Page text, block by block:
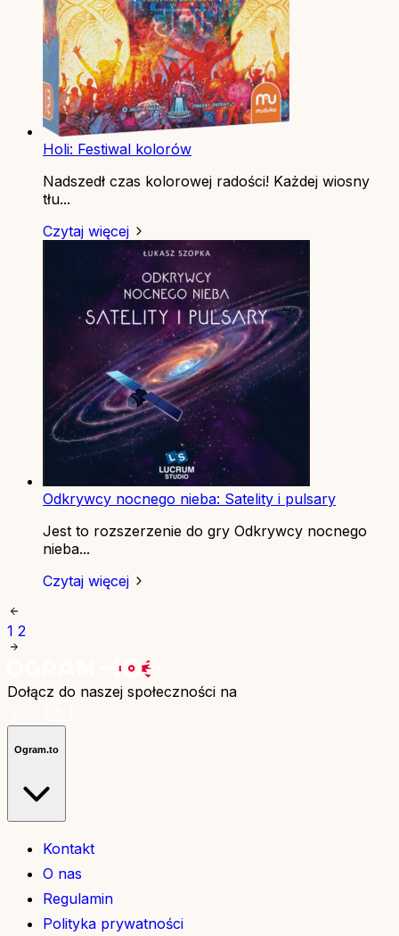
Holi: Festiwal kolorów
Nadszedł czas kolorowej radości! Każdej wiosny
tłu...
Czytaj więcej
Odkrywcy nocnego nieba: Satelity i pulsary
Jest to rozszerzenie do gry Odkrywcy nocnego
nieba...
Czytaj więcej
1 2
Dołącz do naszej społeczności na
Ogram.to
Kontakt
O nas
Regulamin
Polityka prywatności